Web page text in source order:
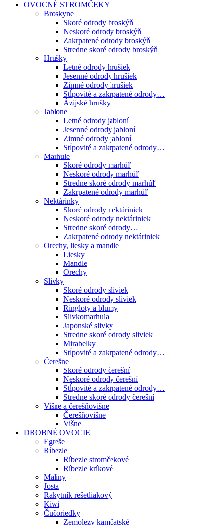
OVOCNÉ STROMČEKY
Broskyne
Skoré odrody broskýň
Neskoré odrody broskýň
Zakrpatené odrody broskýň
Stredne skoré odrody broskýň
Hrušky
Letné odrody hrušiek
Jesenné odrody hrušiek
Zimné odrody hrušiek
Stĺpovité a zakrpatené odrody…
Ázijské hrušky
Jablone
Letné odrody jabloní
Jesenné odrody jabloní
Zimné odrody jabloní
Stĺpovité a zakrpatené odrody…
Marhule
Skoré odrody marhúľ
Neskoré odrody marhúľ
Stredne skoré odrody marhúľ
Zakrpatené odrody marhúľ
Nektárinky
Skoré odrody nektáriniek
Neskoré odrody nektáriniek
Stredne skoré odrody…
Zakrpatené odrody nektáriniek
Orechy, liesky a mandle
Liesky
Mandle
Orechy
Slivky
Skoré odrody sliviek
Neskoré odrody sliviek
Ringloty a blumy
Slivkomarhula
Japonské slivky
Stredne skoré odrody sliviek
Mirabelky
Stĺpovité a zakrpatené odrody…
Čerešne
Skoré odrody čerešní
Neskoré odrody čerešní
Stĺpovité a zakrpatené odrody…
Stredne skoré odrody čerešní
Višne a čerešňovišne
Čerešňovišne
Višne
DROBNÉ OVOCIE
Egreše
Ríbezle
Ríbezle stromčekové
Ríbezle kríkové
Maliny
Josta
Rakytník rešetliakový
Kiwi
Čučoriedky
Zemolezy kamčatské